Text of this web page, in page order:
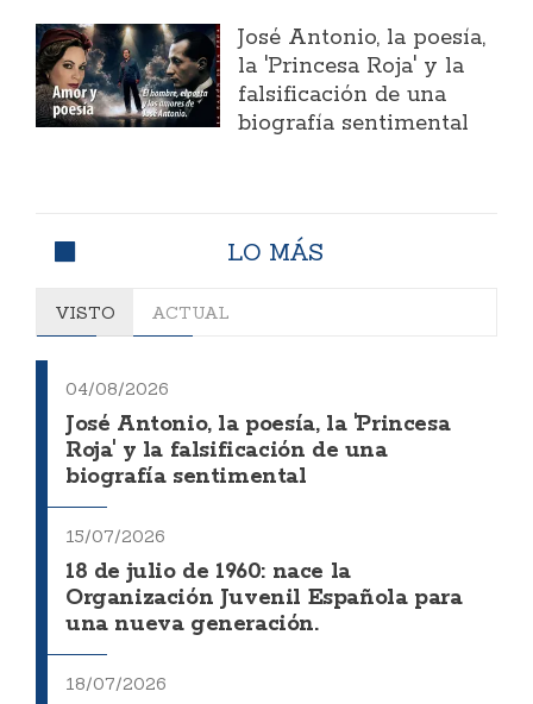
José Antonio, la poesía,
la 'Princesa Roja' y la
falsificación de una
biografía sentimental
LO MÁS
VISTO ACTUAL
04/08/2026
José Antonio, la poesía, la 'Princesa
Roja' y la falsificación de una
biografía sentimental
15/07/2026
18 de julio de 1960: nace la
Organización Juvenil Española para
una nueva generación.
18/07/2026